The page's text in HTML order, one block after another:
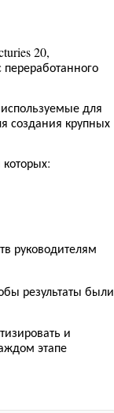
20,
переработанного
используемые для
создания крупных
которых:
руководителям
результаты были
и
этапе